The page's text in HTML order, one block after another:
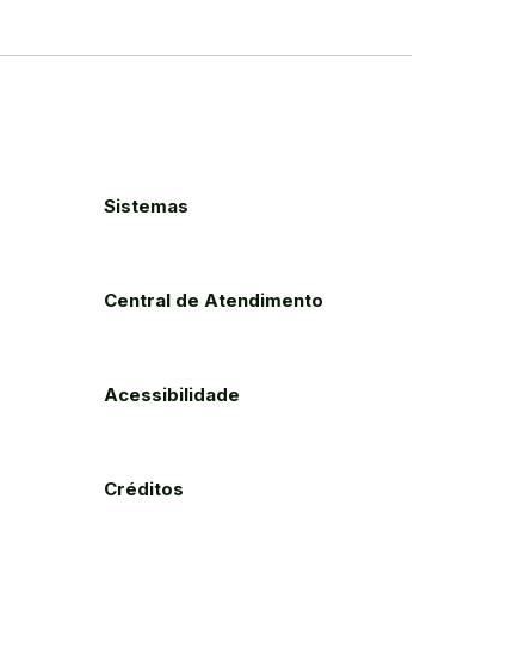
Sistemas
Central de Atendimento
Acessibilidade
Créditos